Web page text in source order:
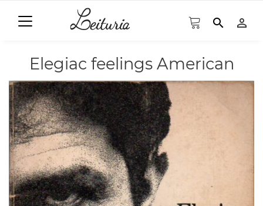
search person_outline
Elegiac feelings American